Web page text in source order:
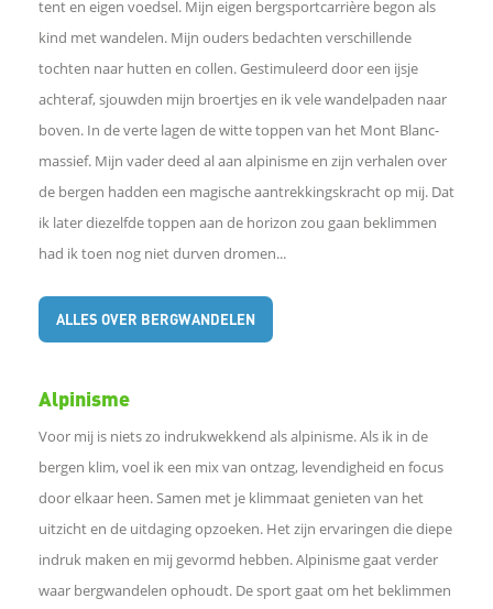
k
D
e
l
n
p
L
n
tent en eigen voedsel. Mijn eigen bergsportcarrière begon als
kind met wandelen. Mijn ouders bedachten verschillende
tochten naar hutten en collen. Gestimuleerd door een ijsje
achteraf, sjouwden mijn broertjes en ik vele wandelpaden naar
boven. In de verte lagen de witte toppen van het Mont Blanc-
massief. Mijn vader deed al aan alpinisme en zijn verhalen over
de bergen hadden een magische aantrekkingskracht op mij. Dat
ik later diezelfde toppen aan de horizon zou gaan beklimmen
had ik toen nog niet durven dromen...
ALLES OVER BERGWANDELEN
Alpinisme
Voor mij is niets zo indrukwekkend als alpinisme. Als ik in de
bergen klim, voel ik een mix van ontzag, levendigheid en focus
door elkaar heen. Samen met je klimmaat genieten van het
uitzicht en de uitdaging opzoeken. Het zijn ervaringen die diepe
indruk maken en mij gevormd hebben. Alpinisme gaat verder
waar bergwandelen ophoudt. De sport gaat om het beklimmen